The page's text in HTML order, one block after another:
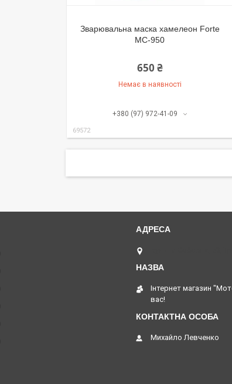
Зварювальна маска хамелеон Forte
МС-950
650 ₴
Немає в наявності
+380 (97) 972-41-09
69572
Інтернет магазин
вас!
Михайло Левченко